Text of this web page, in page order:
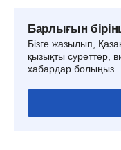
Барлығын
Бізге жазылып,
қызықты суреттер,
хабардар болыңыз.